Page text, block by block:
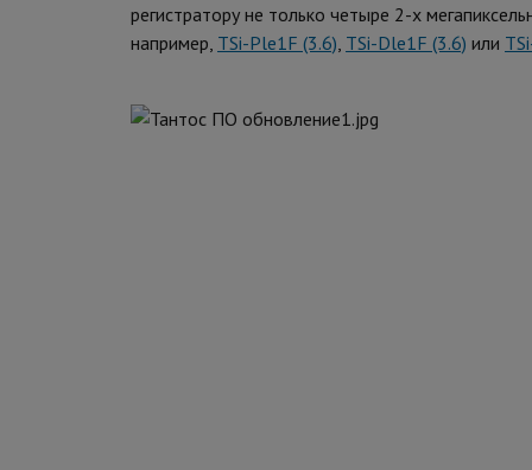
регистратору не только четыре 2-х
например, TSi-Ple1F (3.6) TSi-Dle1F (3.6) или